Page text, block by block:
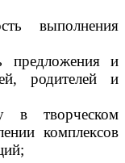
выполнения
предложения и
родителей и
в творческом
комплексов